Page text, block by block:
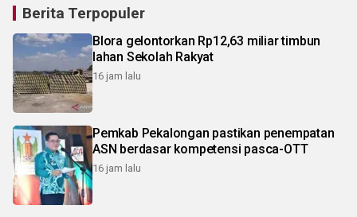
Berita Terpopuler
Blora gelontorkan Rp12,63 miliar timbun
lahan Sekolah Rakyat
16 jam lalu
Pemkab Pekalongan pastikan penempatan
ASN berdasar kompetensi pasca-OTT
16 jam lalu